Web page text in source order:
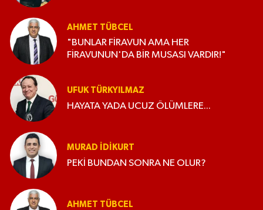
AHMET TÜBCEL
"BUNLAR FİRAVUN AMA HER
FİRAVUNUN'DA BİR MUSASI VARDIR!"
UFUK TÜRKYILMAZ
HAYATA YADA UCUZ ÖLÜMLERE...
MURAD İDIKURT
PEKİ BUNDAN SONRA NE OLUR?
AHMET TÜBCEL